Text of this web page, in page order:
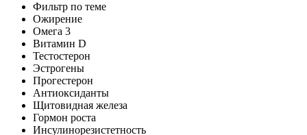
Фильтр по теме
Ожирение
Омега 3
Витамин D
Тестостерон
Эстрогены
Прогестерон
Антиоксиданты
Щитовидная железа
Гормон роста
Инсулинорезистетность